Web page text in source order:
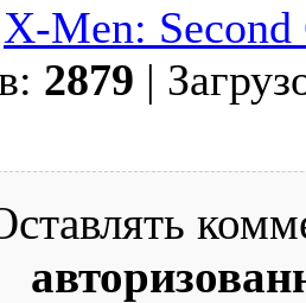
X-Men:
2879 |